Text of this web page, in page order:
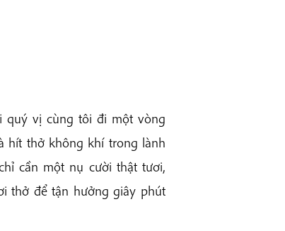
quý vị cùng tôi đi một vòng
hít thở không khí trong lành
cần một nụ cười thật tươi,
thở để tận hưởng giây phút